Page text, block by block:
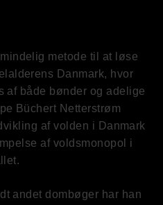
metode til at løse
Danmark, hvor
af både bønder og adelige
Büchert Netterstrøm
af volden i Danmark
af voldsmonopol i
andet dombøger har han